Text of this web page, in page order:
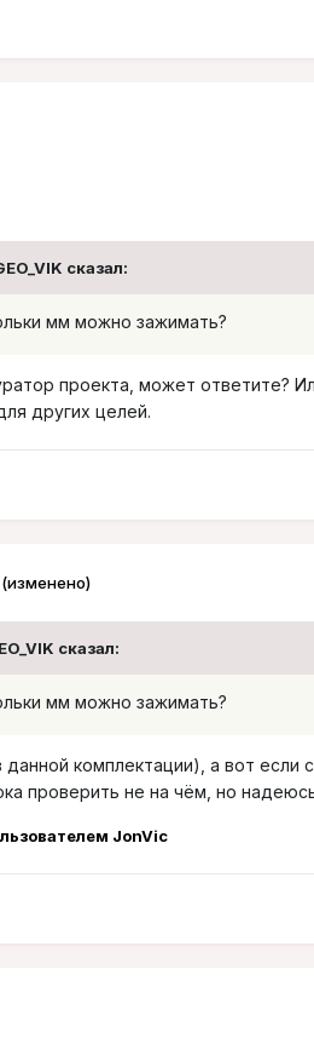
сказал:
мм можно зажимать?
проекта, может ответите?
других целей.
(изменено)
сказал:
мм можно зажимать?
комплектации), а вот если
проверить не на чём, но
JonVic